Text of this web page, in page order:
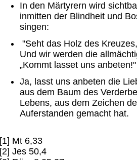
In den Märtyrern wird
inmitten der Blindheit und
singen:
"Seht das Holz des
Und wir werden die
„Kommt lasset uns anbeten!"
Ja, lasst uns anbeten die
aus dem Baum des
Lebens, aus dem Zeichen
Auferstanden gemacht hat.
[1] Mt 6,33
[2] Jes 50,4